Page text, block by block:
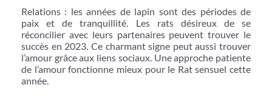
Relations : les années de lapin sont des périodes de
paix et de tranquillité. Les rats désireux de se
réconcilier avec leurs partenaires peuvent trouver le
succès en 2023. Ce charmant signe peut aussi trouver
l’amour grâce aux liens sociaux. Une approche patiente
de l’amour fonctionne mieux pour le Rat sensuel cette
année.